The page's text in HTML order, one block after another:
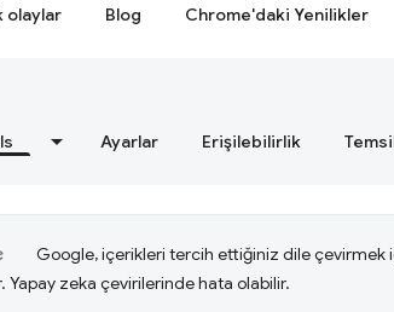
olaylar Blog Chrome'daki Yenilikler
Ayarlar Erişilebilirlik
Google, içerikleri tercih ettiğiniz dile çevirmek
Yapay zeka çevirilerinde hata olabilir.